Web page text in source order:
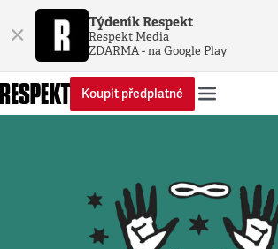
× Týdeník Respekt
Respekt Media
ZDARMA - na Google Play
Koupit předplatné